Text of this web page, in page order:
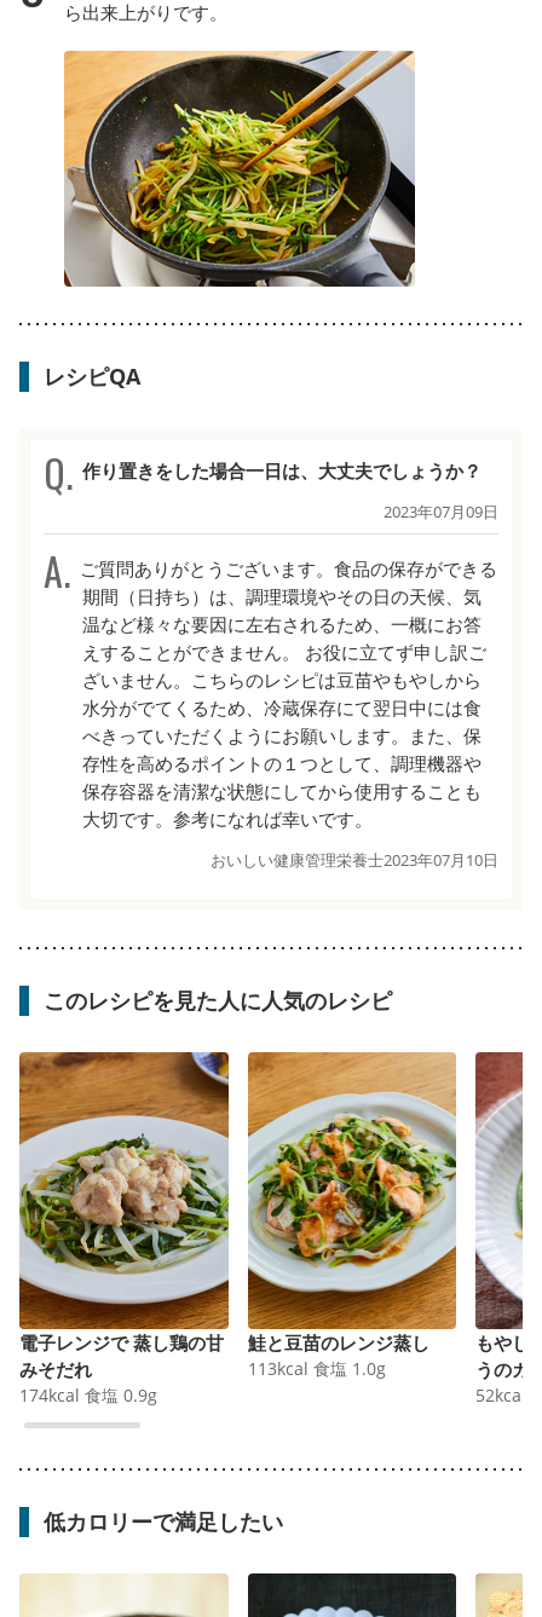
ら出来上がりです。
レシピQA
作り置きをした場合一日は、大丈夫でしょうか？
2023年07月09日
ご質問ありがとうございます。食品の保存ができる
期間（日持ち）は、調理環境やその日の天候、気
温など様々な要因に左右されるため、一概にお答
えすることができません。 お役に立てず申し訳ご
ざいません。こちらのレシピは豆苗やもやしから
水分がでてくるため、冷蔵保存にて翌日中には食
べきっていただくようにお願いします。また、保
存性を高めるポイントの１つとして、調理機器や
保存容器を清潔な状態にしてから使用することも
大切です。参考になれば幸いです。
おいしい健康管理栄養士2023年07月10日
このレシピを見た人に人気のレシピ
電子レンジで 蒸し鶏の甘
みそだれ
174kcal 食塩 0.9g
鮭と豆苗のレンジ蒸し
113kcal 食塩 1.0g
もやし
うのカ
52kcal
低カロリーで満足したい